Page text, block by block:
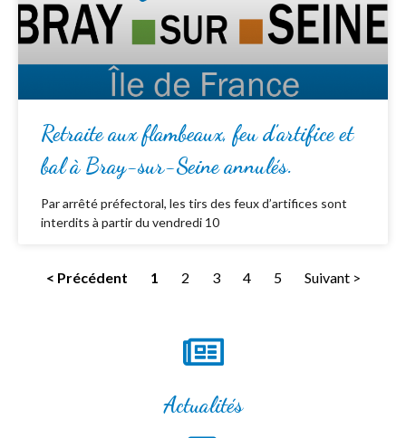
Retraite aux flambeaux, feu d’artifice et
bal à Bray-sur-Seine annulés.
Par arrêté préfectoral, les tirs des feux d’artifices sont
interdits à partir du vendredi 10
< Précédent 1 2 3 4 5 Suivant >
Actualités